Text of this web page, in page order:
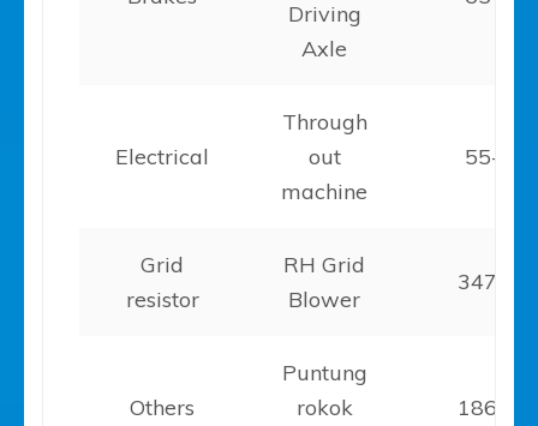
Driving
Axle
Electrical
Through
out
machine
55-110
Grid
resistor
RH Grid
Blower
347-
Others
Puntung
rokok
186-